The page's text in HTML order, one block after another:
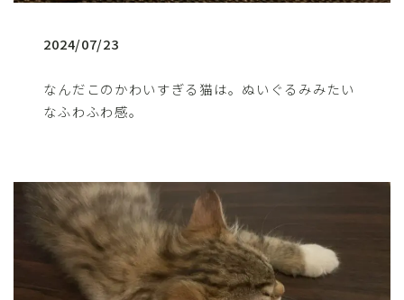
2024/07/23
なんだこのかわいすぎる猫は。ぬいぐるみみたい
なふわふわ感。